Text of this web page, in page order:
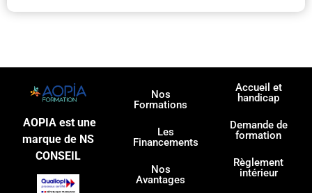
AOPIA est une
marque de NS
CONSEIL
Nos
Formations
Les
Financements
Nos
Avantages
Accueil et
handicap
Demande de
formation
Règlement
intérieur